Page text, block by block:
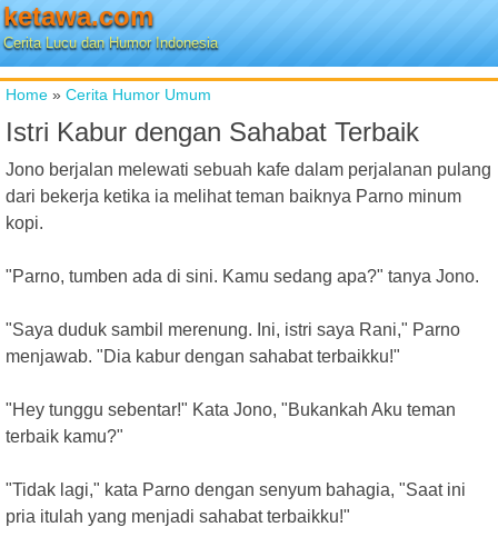
ketawa.com
Cerita Lucu dan Humor Indonesia
Home » Cerita Humor Umum
Istri Kabur dengan Sahabat Terbaik
Jono berjalan melewati sebuah kafe dalam perjalanan pulang
dari bekerja ketika ia melihat teman baiknya Parno minum
kopi.
"Parno, tumben ada di sini. Kamu sedang apa?" tanya Jono.
"Saya duduk sambil merenung. Ini, istri saya Rani," Parno
menjawab. "Dia kabur dengan sahabat terbaikku!"
"Hey tunggu sebentar!" Kata Jono, "Bukankah Aku teman
terbaik kamu?"
"Tidak lagi," kata Parno dengan senyum bahagia, "Saat ini
pria itulah yang menjadi sahabat terbaikku!"